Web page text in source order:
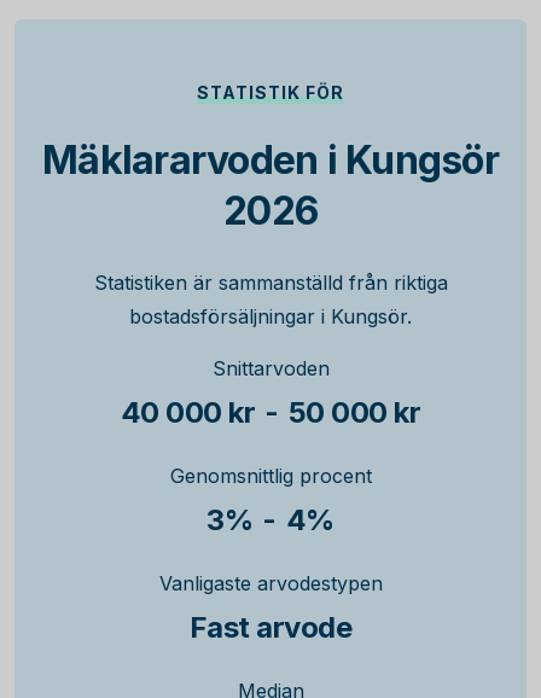
STATISTIK FÖR
Mäklararvoden i Kungsör
2026
Statistiken är sammanställd från riktiga
bostadsförsäljningar i Kungsör.
Snittarvoden
40 000 kr - 50 000 kr
Genomsnittlig procent
3% - 4%
Vanligaste arvodestypen
Fast arvode
Median